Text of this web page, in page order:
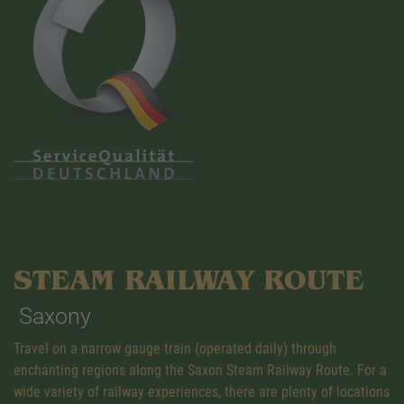
STEAM RAILWAY ROUTE
Saxony
Travel on a narrow gauge train (operated daily) through
enchanting regions along the Saxon Steam Railway Route. For a
wide variety of railway experiences, there are plenty of locations